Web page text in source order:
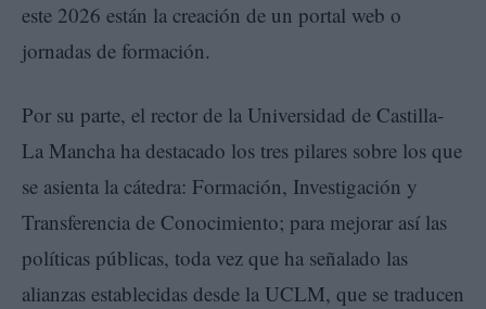
este 2026 están la creación de un portal web o
jornadas de formación.
Por su parte, el rector de la Universidad de Castilla-
La Mancha ha destacado los tres pilares sobre los que
se asienta la cátedra: Formación, Investigación y
Transferencia de Conocimiento; para mejorar así las
políticas públicas, toda vez que ha señalado las
alianzas establecidas desde la UCLM, que se traducen